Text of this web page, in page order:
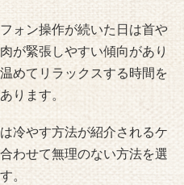
ォン操作が続いた日は首や
が緊張しやすい傾向があり
めてリラックスする時間を
ります。
冷やす方法が紹介されるケ
わせて無理のない方法を選
。